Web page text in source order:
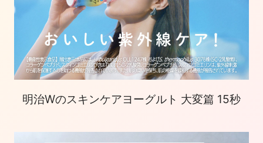
明治Wのスキンケアヨーグルト 大変篇 15秒